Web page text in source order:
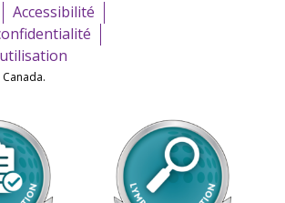
Accessibilité